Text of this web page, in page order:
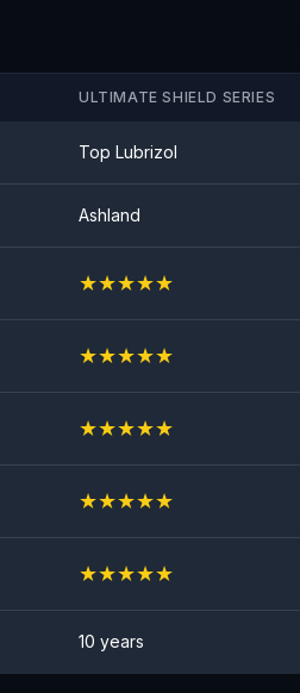
ULTIMATE SHIELD SERIES
Top Lubrizol
Ashland
★★★★★
★★★★★
★★★★★
★★★★★
★★★★★
10 years